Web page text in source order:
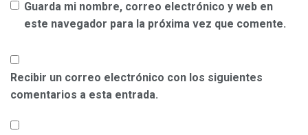
Guarda mi nombre, correo electrónico y web en
este navegador para la próxima vez que comente.
Recibir un correo electrónico con los siguientes
comentarios a esta entrada.